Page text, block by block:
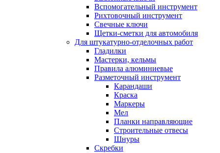
Вспомогательный инструмент
Рихтовочный инструмент
Свечные ключи
Щетки-сметки для автомобиля
Для штукатурно-отделочных работ
Гладилки
Мастерки, кельмы
Правила алюминиевые
Разметочный инструмент
Карандаши
Краска
Маркеры
Мел
Планки направляющие
Строительные отвесы
Шнуры
Скребки